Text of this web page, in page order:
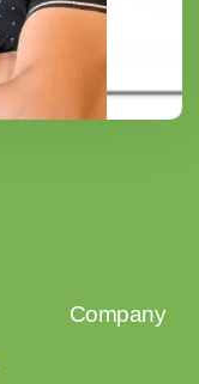
Company